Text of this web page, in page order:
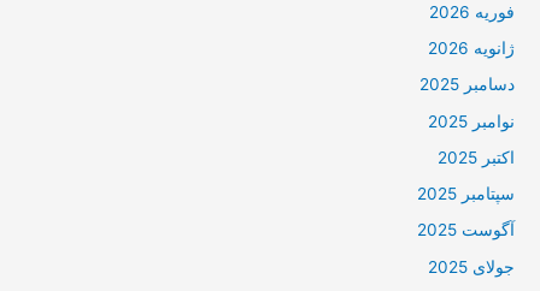
فوریه 2026
ژانویه 2026
دسامبر 2025
نوامبر 2025
اکتبر 2025
سپتامبر 2025
آگوست 2025
جولای 2025